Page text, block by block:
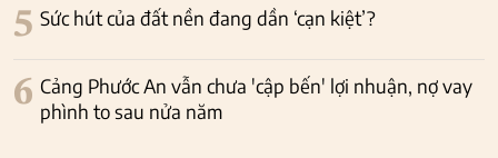
5 Sức hút của đất nền đang dần ‘cạn kiệt’?
6 Cảng Phước An vẫn chưa 'cập bến' lợi nhuận, nợ vay
phình to sau nửa năm